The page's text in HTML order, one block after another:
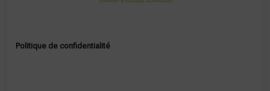
Politique de confidentialité